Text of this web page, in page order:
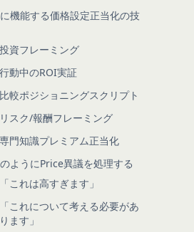
機能する価格設定正当化の技
投資フレーミング
行動中のROI実証
比較ポジショニングスクリプト
リスク/報酬フレーミング
専門知識プレミアム正当化
ようにPrice異議を処理する
「これは高すぎます」
「これについて考える必要があ
ります」